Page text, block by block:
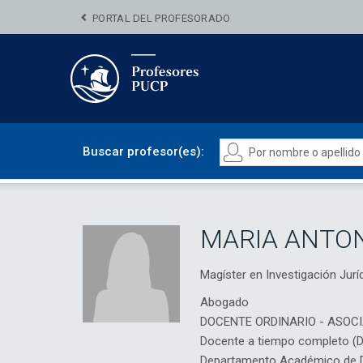
PORTAL DEL PROFESORADO
Buscar profesor(es):
MARIA
Magíster en Investigación
Abogado
DOCENTE ORDINARIO -
Docente a tiempo completo